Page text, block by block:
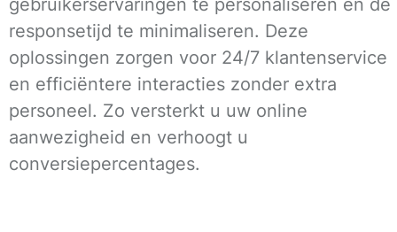
gebruikerservaringen te personaliseren en de
responsetijd te minimaliseren. Deze
oplossingen zorgen voor 24/7 klantenservice
en efficiëntere interacties zonder extra
personeel. Zo versterkt u uw online
aanwezigheid en verhoogt u
conversiepercentages.